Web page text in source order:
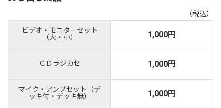
（税込）
ビデオ・モニターセット
（大・小）
1,000円
ＣＤラジカセ 1,000円
マイク・アンプセット（デ
ッキ付・デッキ無）
1,000円